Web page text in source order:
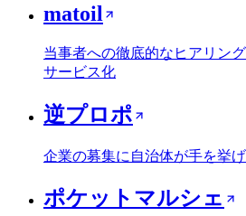
matoil
当事者への徹底的なヒアリン
サービス化
逆プロポ
企業の募集に自治体が手を挙
ポケットマルシェ